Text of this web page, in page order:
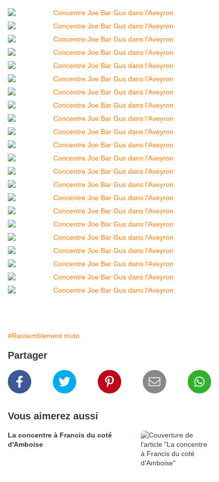
#Rassemblement moto
Partager
Vous aimerez aussi
La concentre à Francis du coté
d'Amboise